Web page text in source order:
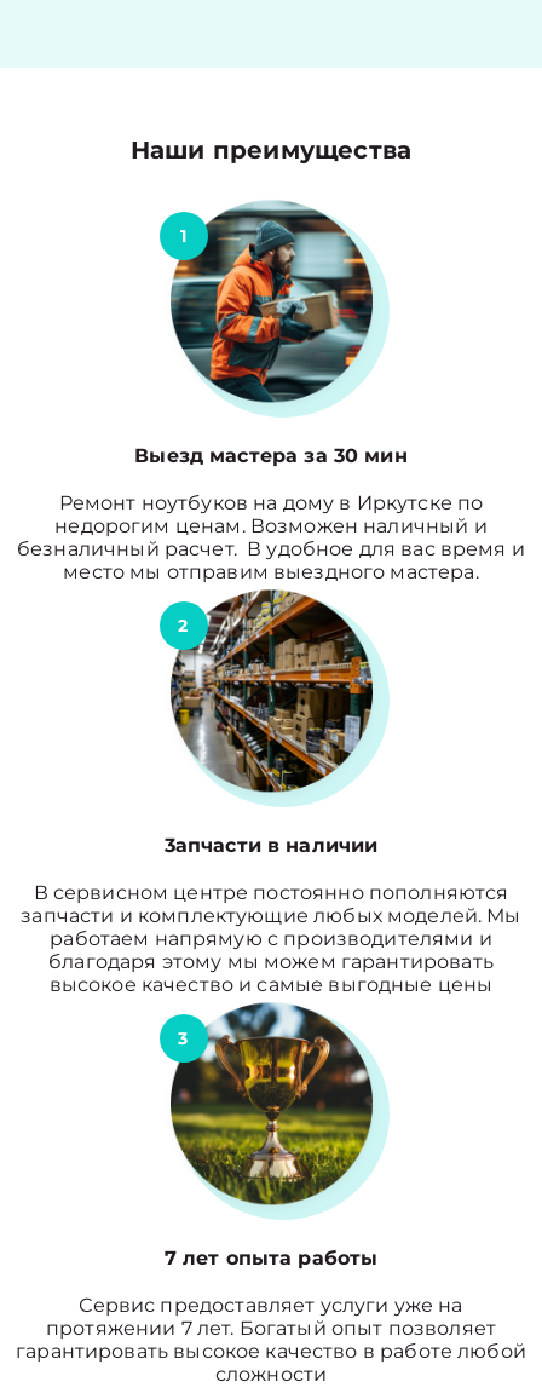
Наши преимущества
1
Выезд мастера за 30 мин
Ремонт ноутбуков на дому в Иркутске по
недорогим ценам. Возможен наличный и
безналичный расчет. В удобное для вас время и
место мы отправим выездного мастера.
2
3апчасти в наличии
В сервисном центре постоянно пополняются
запчасти и комплектующие любых моделей. Мы
работаем напрямую с производителями и
благодаря этому мы можем гарантировать
высокое качество и самые выгодные цены
3
7 лет опыта работы
Сервис предоставляет услуги уже на
протяжении 7 лет. Богатый опыт позволяет
гарантировать высокое качество в работе любой
сложности